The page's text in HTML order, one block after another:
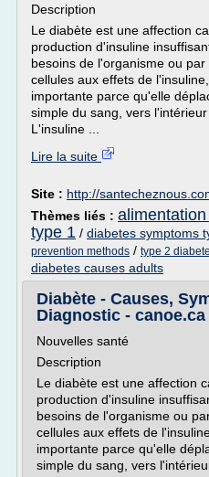
Description
Le diabète est une affection
production d'insuline
besoins de l'organisme ou
cellules aux effets de
importante parce qu'elle
simple du sang, vers
L'insuline ...
Lire la suite
Site : http://
Thèmes liés :
type 1 / diabetes symptoms
prevention methods / type 2
diabetes causes adults
Diabète - Causes,
Diagnostic - canoe.ca
Nouvelles santé
Description
Le diabète est une affection
production d'insuline
besoins de l'organisme ou
cellules aux effets de
importante parce qu'elle
simple du sang, vers